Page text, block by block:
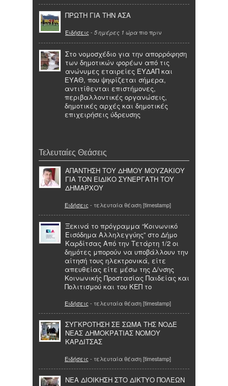
ΠΡΩΤΗ ΓΙΑ ΤΗΝ ΑΣΑ
Ειδήσεις - 5 ημέρες 1 ώρα πιο πριν
Στο νομοσχέδιο για την απορρόφηση
των δημοτικών φορέων από τις
ανώνυμες εταιρείες ΕΥΔΑΠ και
ΕΥΑΘ, που ψηφίζεται σήμερα,
αντιτίθενται επιστήμονες,
περιβαλλοντικές οργανώσεις,
δημοτικές αρχές και δημοτικές
επιχειρήσεις ύδρευσης
Τελευταίες Θεάσεις
ΑΠΑΝΤΗΣΗ ΤΟΥ ΔΗΜΟΥ ΜΟΥΖΑΚΙΟΥ
ΓΙΑ ΤΟΝ ΕΙΔΙΚΟ ΣΥΝΕΡΓΑΤΗ ΤΟΥ
ΔΗΜΑΡΧΟΥ
Ειδήσεις - τελευταία θέαση [timestamp]
Ξεκινά το πρόγραμμα “Κοινωνικό
Εισόδημα Αλληλεγγύης” στο Δήμο
Καρδίτσας Από την Τετάρτη 1/2 οι
δημότες μπορούν να υποβάλλουν την
αίτησή τους ηλεκτρονικά, είτε
απευθείας είτε μέσω της Δ/νσης
Κοινωνικής Προστασίας Παιδείας και
Πολιτισμού και του ΚΕΠ το
Ειδήσεις - τελευταία θέαση [timestamp]
ΣΥΓΚΡΟΤΗΣΗ ΣΕ ΣΩΜΑ ΤΗΣ ΝΟΔΕ
ΝΕΑΣ ΔΗΜΟΚΡΑΤΙΑΣ ΝΟΜΟΥ
ΚΑΡΔΙΤΣΑΣ
Ειδήσεις - τελευταία θέαση [timestamp]
ΝEΑ ΔΙΟIΚΗΣΗ ΣΤΟ ΔIΚΤΥΟ ΠOΛΕΩΝ